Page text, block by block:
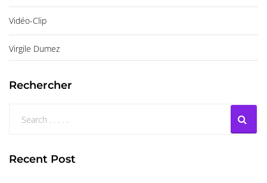
Vidéo-Clip
Virgile Dumez
Rechercher
Recent Post